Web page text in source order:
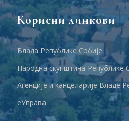
Корисни линкови
Влада Републике Србије
Народна скупштина Републике
Агенције и канцеларије Владе
еУправа